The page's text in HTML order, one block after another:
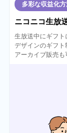
多彩な収益化
ニコニコ生放
生放送中にギフ
デザインのギフ
アーカイブ販売も